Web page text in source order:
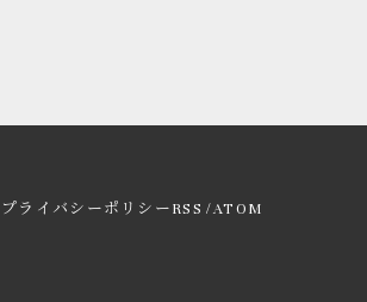
プライバシーポリシー RSS /ATOM